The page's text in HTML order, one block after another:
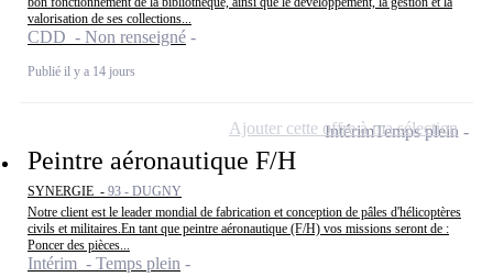
valorisation de ses collections...
CDD - Non renseigné
Publié il y a 14 jours
Peintre aéronautique F/H
SYNERGIE - 93 - DUGNY
Notre client est le leader mondial de fabrication et conception de pâles d'hélicoptères
civils et militaires.En tant que peintre aéronautique (F/H) vos missions seront de :
Poncer des pièces...
Intérim - Temps plein
IntérimTemps plein
Ajouter cette offre à ma sélection